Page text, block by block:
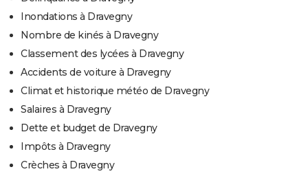
Inondations à Dravegny
Nombre de kinés à Dravegny
Classement des lycées à Dravegny
Accidents de voiture à Dravegny
Climat et historique météo de Dravegny
Salaires à Dravegny
Dette et budget de Dravegny
Impôts à Dravegny
Crèches à Dravegny